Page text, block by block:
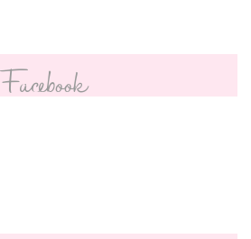
Facebook